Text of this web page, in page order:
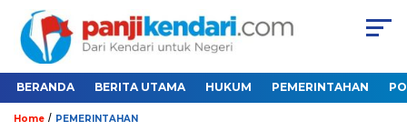
BERANDA BERITA UTAMA HUKUM PEMERINTAHAN
Home / PEMERINTAHAN